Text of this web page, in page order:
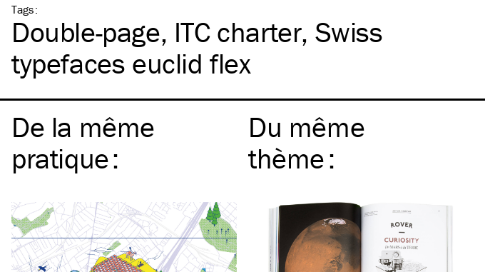
Tags:
Double-page ITCcharter Swiss
typefaces euclid flex
De la même
pratique:
Du même
thème: